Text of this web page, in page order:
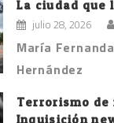
La ciudad que
julio 28, 2026
María
Hernández
Terrorismo de
Inquisición